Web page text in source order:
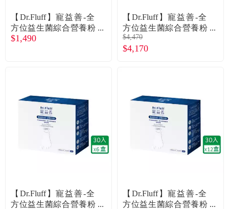
名人嚴選
常見問題
【Dr.Fluff】寵益善-全
方位益生菌綜合營養粉
(30包入) (廠商直送)
$1,490
【Dr.Fluff】寵益善-全
方位益生菌綜合營養粉
3盒入組 (廠商直送)
$4,470
$4,170
【Dr.Fluff】寵益善-全
方位益生菌綜合營養粉
【Dr.Fluff】寵益善-全
方位益生菌綜合營養粉